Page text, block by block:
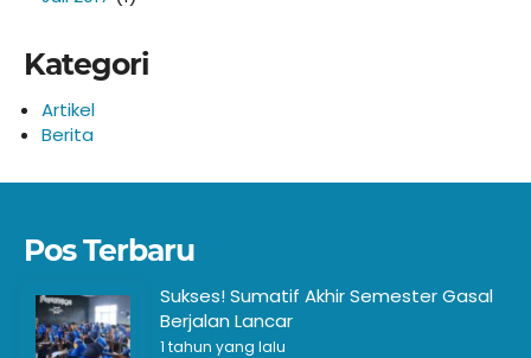
Kategori
Artikel
Berita
Pos Terbaru
Sukses! Sumatif Akhir Semester Gasal
Berjalan Lancar
1 tahun yang lalu